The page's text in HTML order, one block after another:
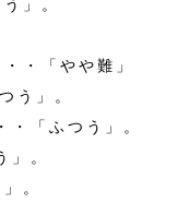
」。
・・「やや難」
う」。
・「ふつう」。
」。
。